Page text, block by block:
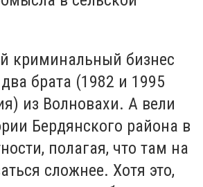
криминальный бизнес
брата (1982 и 1995
из Волновахи. А вели
Бердянского района в
полагая, что там на
сложнее. Хотя это,